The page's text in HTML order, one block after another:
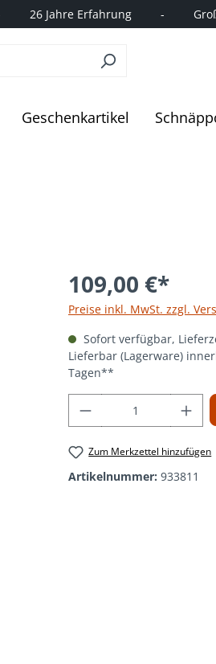
26 Jahre Erfahrung         -
Geschenkartikel
109,00 €*
Preise inkl. MwSt. zzgl.
Sofort verfügbar,
Lieferbar (Lagerware)
Tagen**
Produkt
Zum Merkzettel hinzufügen
Artikelnummer: 933811